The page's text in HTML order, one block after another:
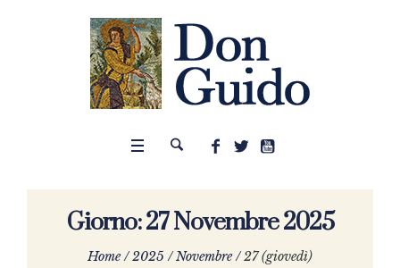
Giorno:27 Novembre 2025
Home /2025 /Novembre /27 (giovedì)